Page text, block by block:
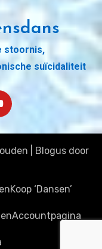
stoornis,
suïcidaliteit
Blogusdoor
Koop ‘Dansen’
Accountpagina